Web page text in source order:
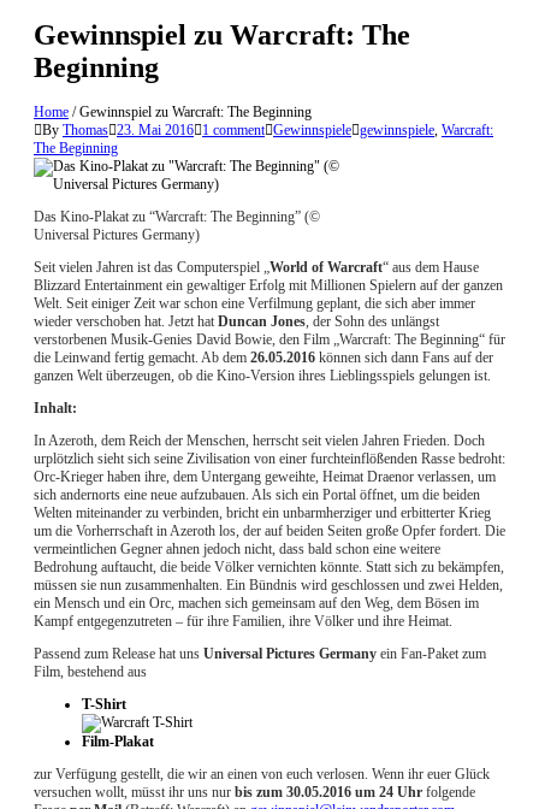
Gewinnspiel zu Warcraft: The
Beginning
Home /Gewinnspiel zu Warcraft: The Beginning
By Thomas 23. Mai 2016 1 comment Gewinnspiele gewinnspiele, Warcraft:
The Beginning
Das Kino-Plakat zu “Warcraft: The Beginning” (©
Universal Pictures Germany)
Seit vielen Jahren ist das Computerspiel „World of Warcraft“ aus dem Hause
Blizzard Entertainment ein gewaltiger Erfolg mit Millionen Spielern auf der ganzen
Welt. Seit einiger Zeit war schon eine Verfilmung geplant, die sich aber immer
wieder verschoben hat. Jetzt hat Duncan Jones, der Sohn des unlängst
verstorbenen Musik-Genies David Bowie, den Film „Warcraft: The Beginning“ für
die Leinwand fertig gemacht. Ab dem 26.05.2016 können sich dann Fans auf der
ganzen Welt überzeugen, ob die Kino-Version ihres Lieblingsspiels gelungen ist.
Inhalt:
In Azeroth, dem Reich der Menschen, herrscht seit vielen Jahren Frieden. Doch
urplötzlich sieht sich seine Zivilisation von einer furchteinflößenden Rasse bedroht:
Orc-Krieger haben ihre, dem Untergang geweihte, Heimat Draenor verlassen, um
sich andernorts eine neue aufzubauen. Als sich ein Portal öffnet, um die beiden
Welten miteinander zu verbinden, bricht ein unbarmherziger und erbitterter Krieg
um die Vorherrschaft in Azeroth los, der auf beiden Seiten große Opfer fordert. Die
vermeintlichen Gegner ahnen jedoch nicht, dass bald schon eine weitere
Bedrohung auftaucht, die beide Völker vernichten könnte. Statt sich zu bekämpfen,
müssen sie nun zusammenhalten. Ein Bündnis wird geschlossen und zwei Helden,
ein Mensch und ein Orc, machen sich gemeinsam auf den Weg, dem Bösen im
Kampf entgegenzutreten – für ihre Familien, ihre Völker und ihre Heimat.
Passend zum Release hat uns Universal Pictures Germany ein Fan-Paket zum
Film, bestehend aus
T-Shirt
Film-Plakat
zur Verfügung gestellt, die wir an einen von euch verlosen. Wenn ihr euer Glück
versuchen wollt, müsst ihr uns nur bis zum 30.05.2016 um 24 Uhr folgende